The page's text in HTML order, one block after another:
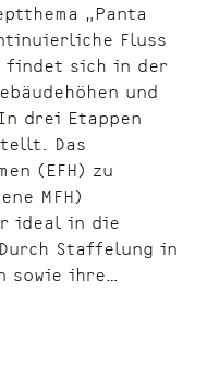
„Panta
Fluss
findet sich in der
und
drei Etappen
Das
(EFH) zu
MFH)
ideal in die
Staffelung in
sowie ihre…